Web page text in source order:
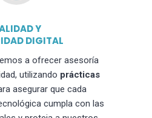
Y
DIGITAL
a ofrecer asesoría
utilizando prácticas
asegurar que cada
cumpla con las